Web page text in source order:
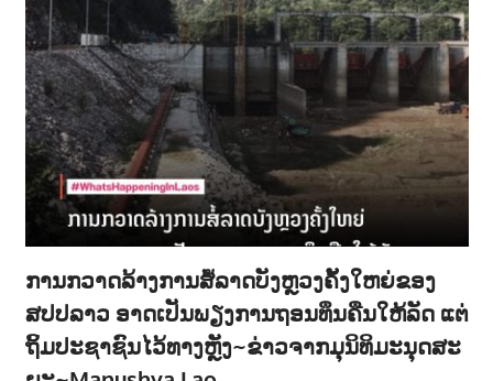
ການກວາດລ້າງການສໍ້ລາດບັງຫຼວງຄັ້ງໃຫຍ່ຂອງ
ສປປລາວ ອາດເປັນພຽງການຖອນທຶນຄືນໃຫ້ລັດ ແຕ່
ຖິ້ມປະຊາຊົນໄວ້ທາງຫຼັງ~ຂ່າວຈາກມຸນິທິມະນຸດສະ